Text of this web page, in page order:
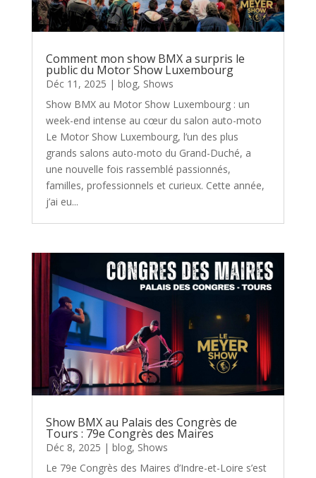
Comment mon show BMX a surpris le
public du Motor Show Luxembourg
Déc 11, 2025 | blog, Shows
Show BMX au Motor Show Luxembourg : un
week-end intense au cœur du salon auto-moto
Le Motor Show Luxembourg, l’un des plus
grands salons auto-moto du Grand-Duché, a
une nouvelle fois rassemblé passionnés,
familles, professionnels et curieux. Cette année,
j’ai eu...
Show BMX au Palais des Congrès de
Tours : 79e Congrès des Maires
Déc 8, 2025 | blog, Shows
Le 79e Congrès des Maires d’Indre-et-Loire s’est